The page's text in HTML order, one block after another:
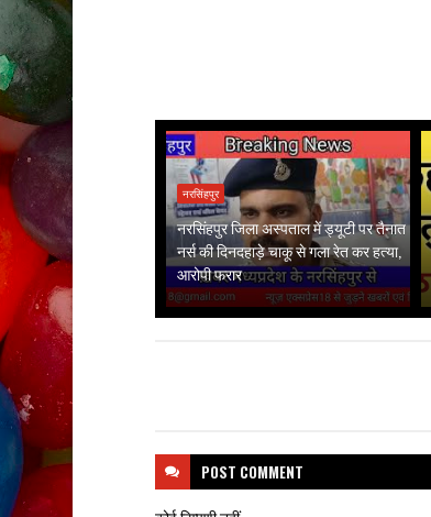
नरसिंहपुर
नरसिंहपुर जिला अस्पताल में ड्यूटी पर तैनात
नर्स की दिनदहाड़े चाकू से गला रेत कर हत्या,
आरोपी फरार
POST COMMENT